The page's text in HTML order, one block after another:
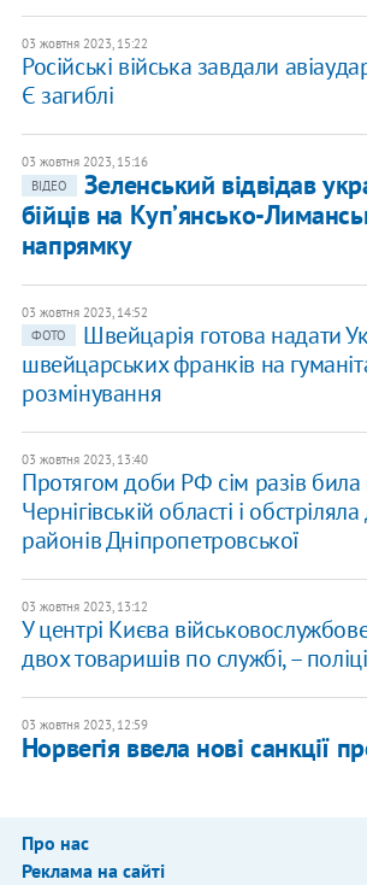
03 жовтня 2023, 15:22
Російські війська завдали
Є загиблі
03 жовтня 2023, 15:16
ВІДЕО
Зеленський відвідав
бійців на Купʼянсько-
напрямку
03 жовтня 2023, 14:52
ФОТО
Швейцарія готова надати
швейцарських франків на
розмінування
03 жовтня 2023, 13:40
Протягом доби РФ сім разів
Чернігівській області і
районів Дніпропетровської
03 жовтня 2023, 13:12
У центрі Києва
двох товаришів по службі, –
03 жовтня 2023, 12:59
Норвегія ввела нові санкції
Про нас
Реклама на сайті